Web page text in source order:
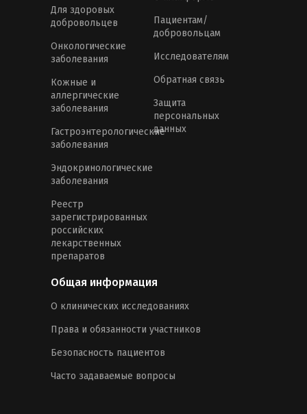
Для здоровых
добровольцев
Онкологические
заболевания
Кожные и
аллергические
заболевания
Гастроэнтерологические
заболевания
Эндокринологические
заболевания
Реестр
зарегистрированных
российских
лекарственных
препаратов
Пациентам/
добровольцам
Исследователям
Обратная связь
Защита
персональных
данных
Общая информация
О клинических исследованиях
Права и обязанности участников
Безопасность пациентов
Часто задаваемые вопросы